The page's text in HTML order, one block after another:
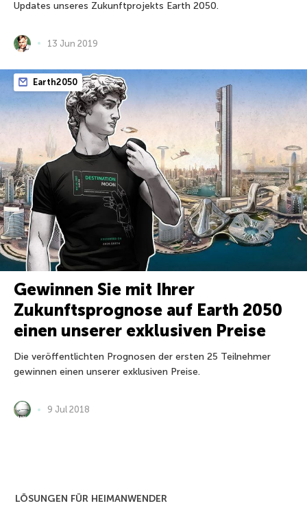
Updates unseres Zukunftprojekts Earth 2050.
13 Jun 2019
Earth2050
Gewinnen Sie mit Ihrer
Zukunftsprognose auf Earth 2050
einen unserer exklusiven Preise
Die veröffentlichten Prognosen der ersten 25 Teilnehmer
gewinnen einen unserer exklusiven Preise.
9 Jul 2018
LÖSUNGEN FÜR HEIMANWENDER